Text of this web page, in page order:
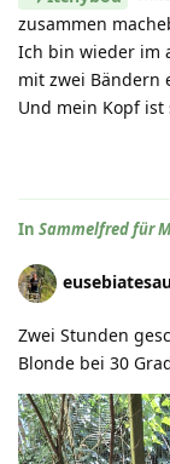
zusammen
Ich bin wieder im
mit zwei Bändern
Und mein Kopf ist
In Sammelfred für
Zwei Stunden
Blonde bei 30